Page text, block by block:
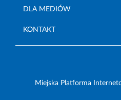
DLA MEDIÓW
KONTAKT
Miejska Platforma